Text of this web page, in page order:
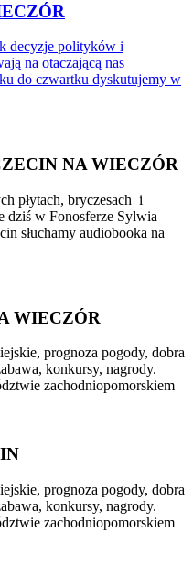
decyzje polityków i
na otaczającą nas
do czwartku dyskutujemy w
NA WIECZÓR
płytach, bryczesach i
dziś w Fonosferze Sylwia
słuchamy audiobooka na
WIECZÓR
prognoza pogody, dobra
konkursy, nagrody.
zachodniopomorskiem
prognoza pogody, dobra
konkursy, nagrody.
zachodniopomorskiem